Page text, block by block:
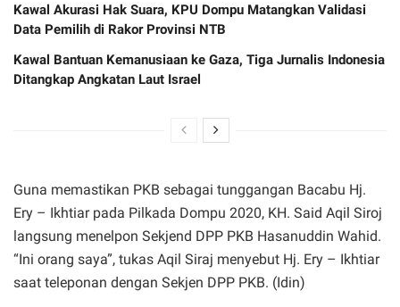
Kawal Akurasi Hak Suara, KPU Dompu Matangkan Validasi
Data Pemilih di Rakor Provinsi NTB
Kawal Bantuan Kemanusiaan ke Gaza, Tiga Jurnalis Indonesia
Ditangkap Angkatan Laut Israel
Guna memastikan PKB sebagai tunggangan Bacabu Hj.
Ery – Ikhtiar pada Pilkada Dompu 2020, KH. Said Aqil Siroj
langsung menelpon Sekjend DPP PKB Hasanuddin Wahid.
“Ini orang saya”, tukas Aqil Siraj menyebut Hj. Ery – Ikhtiar
saat teleponan dengan Sekjen DPP PKB. (Idin)